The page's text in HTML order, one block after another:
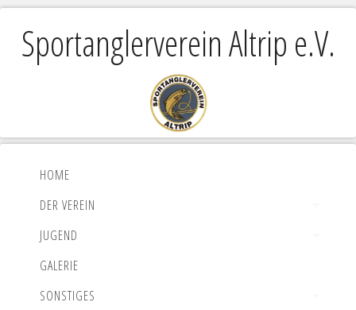
Sportanglerverein Altrip e.V.
HOME
DER VEREIN
JUGEND
GALERIE
SONSTIGES